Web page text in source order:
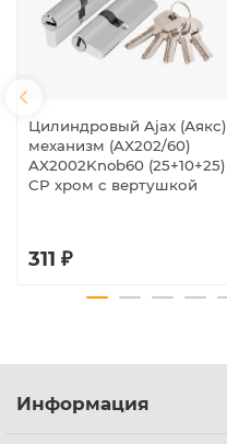
Цилиндровый Ajax (Аякс)
механизм (AX202/60)
AX2002Knob60 (25+10+25)
CP хром с вертушкой
311 ₽
Информация